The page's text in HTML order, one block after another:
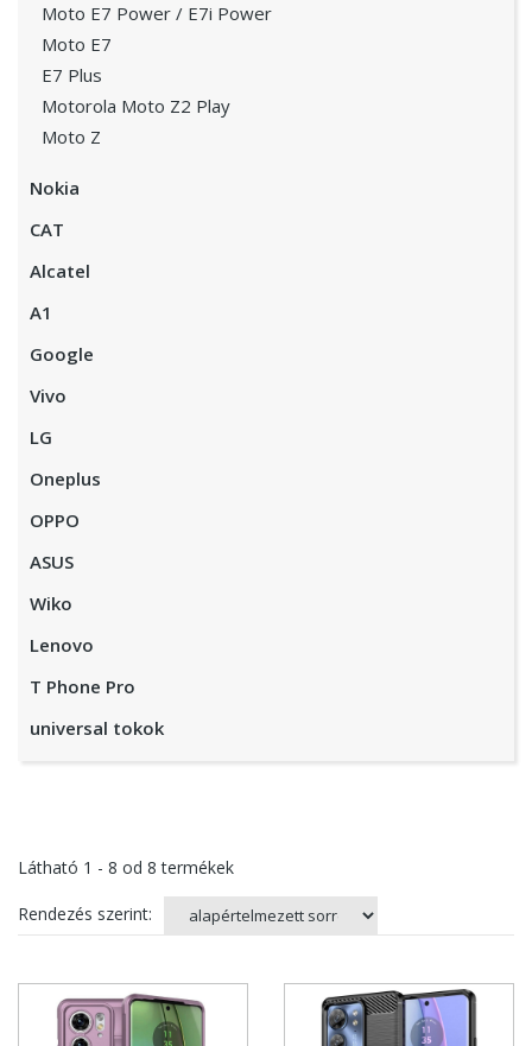
Moto E7 Power / E7i Power
Moto E7
E7 Plus
Motorola Moto Z2 Play
Moto Z
Nokia
CAT
Alcatel
A1
Google
Vivo
LG
Oneplus
OPPO
ASUS
Wiko
Lenovo
T Phone Pro
universal tokok
Látható 1 - 8 od 8 termékek
Rendezés szerint: